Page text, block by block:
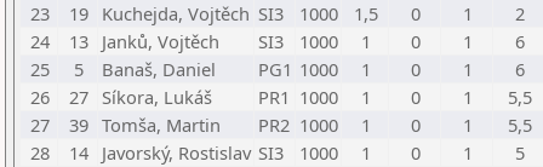
23
19 Kuchejda, Vojtěch SI3 1000 1,5 0 1
2
24
13 Janků, Vojtěch SI3 1000 1 0 1
6
25
5 Banaš, Daniel PG1 1000 1 0 1
6
26
27 Síkora, Lukáš PR1 1000 1 0 1
5,5
27
39 Tomša, Martin PR2 1000 1 0 1
5,5
28
14 Javorský, Rostislav SI3 1000 1 0 1
5